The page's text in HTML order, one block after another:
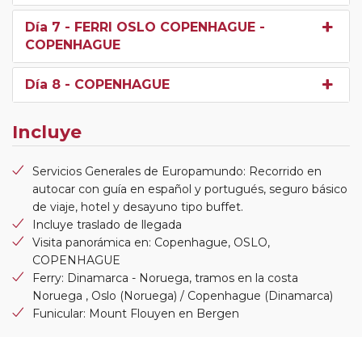
Día 7 - FERRI OSLO COPENHAGUE -
COPENHAGUE
Día 8 - COPENHAGUE
Incluye
Servicios Generales de Europamundo: Recorrido en
autocar con guía en español y portugués, seguro básico
de viaje, hotel y desayuno tipo buffet.
Incluye traslado de llegada
Visita panorámica en: Copenhague, OSLO,
COPENHAGUE
Ferry: Dinamarca - Noruega, tramos en la costa
Noruega , Oslo (Noruega) / Copenhague (Dinamarca)
Funicular: Mount Flouyen en Bergen